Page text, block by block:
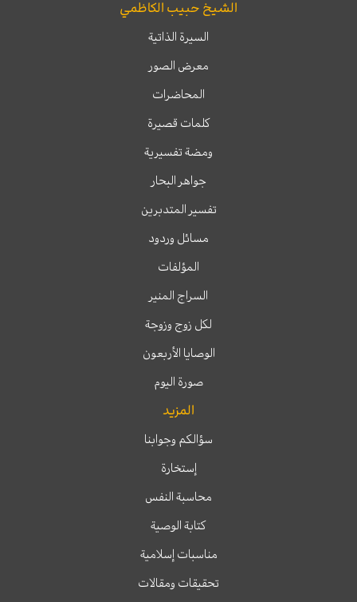
الشيخ حبيب الكاظمي
السيرة الذاتية
معرض الصور
المحاضرات
كلمات قصيرة
ومضة تفسيرية
جواهر البحار
تفسير المتدبرين
مسائل وردود
المؤلفات
السراج المنير
لكل زوج وزوجة
الوصايا الأربعون
صورة اليوم
المزيد
سؤالكم وجوابنا
إستخارة
محاسبة النفس
كتابة الوصية
مناسبات إسلامية
تحقيقات ومقالات